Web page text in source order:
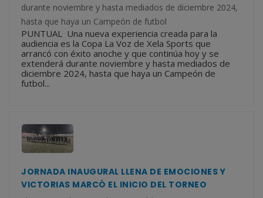
durante noviembre y hasta mediados de diciembre 2024,
hasta que haya un Campeón de futbol
PUNTUAL Una nueva experiencia creada para la
audiencia es la Copa La Voz de Xela Sports que
arrancó con éxito anoche y que continúa hoy y se
extenderá durante noviembre y hasta mediados de
diciembre 2024, hasta que haya un Campeón de
futbol...
JORNADA INAUGURAL LLENA DE EMOCIONES Y
VICTORIAS MARCÓ EL INICIO DEL TORNEO